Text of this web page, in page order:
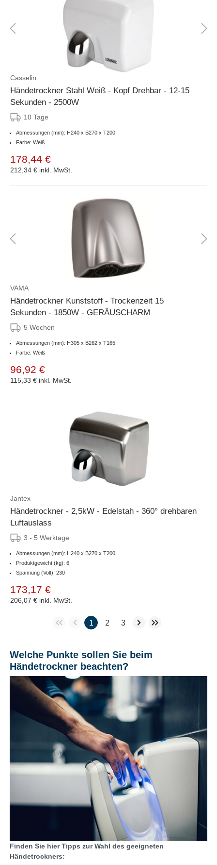
Casselin
Händetrockner Stahl Weiß - Kopf Drehbar - 12-15
Sekunden - 2500W
10 Tage
Abmessungen (mm): H240 x B270 x T200
Farbe: Weiß
178,44 €
212,34 € inkl. MwSt.
VAMA
Händetrockner Kunststoff - Trockenzeit 15
Sekunden - 1850W - GERÄUSCHARM
5 Wochen
Abmessungen (mm): H305 x B262 x T165
Farbe: Weiß
96,92 €
115,33 € inkl. MwSt.
Jantex
Händetrockner - 2,5kW - Edelstah - 360° drehbaren
Luftauslass
3 - 5 Werktage
Abmessungen (mm): H240 x B270 x T200
Produktgewicht (kg): 6
Spannung (Volt): 230
173,17 €
206,07 € inkl. MwSt.
1 2 3
Welche Punkte sollen Sie beim
Händetrockner beachten?
Finden Sie hier Tipps zur Wahl des geeigneten
Händetrockners: